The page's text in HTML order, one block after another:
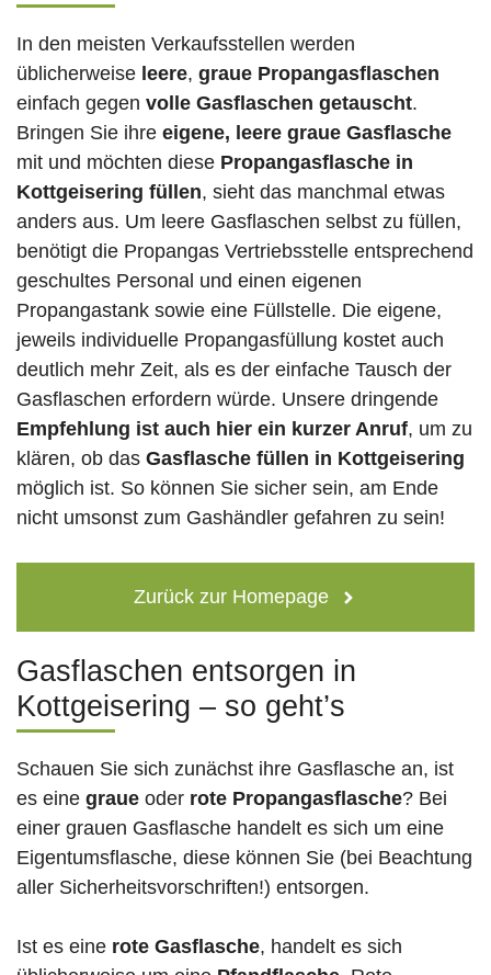
In den meisten Verkaufsstellen werden
üblicherweise leere, graue Propangasflaschen
einfach gegen volle Gasflaschen getauscht.
Bringen Sie ihre eigene, leere graue Gasflasche
mit und möchten diese Propangasflasche in
Kottgeisering füllen, sieht das manchmal etwas
anders aus. Um leere Gasflaschen selbst zu füllen,
benötigt die Propangas Vertriebsstelle entsprechend
geschultes Personal und einen eigenen
Propangastank sowie eine Füllstelle. Die eigene,
jeweils individuelle Propangasfüllung kostet auch
deutlich mehr Zeit, als es der einfache Tausch der
Gasflaschen erfordern würde. Unsere dringende
Empfehlung ist auch hier ein kurzer Anruf, um zu
klären, ob das Gasflasche füllen in Kottgeisering
möglich ist. So können Sie sicher sein, am Ende
nicht umsonst zum Gashändler gefahren zu sein!
Zurück zur Homepage
Gasflaschen entsorgen in
Kottgeisering – so geht’s
Schauen Sie sich zunächst ihre Gasflasche an, ist
es eine graue oder rote Propangasflasche? Bei
einer grauen Gasflasche handelt es sich um eine
Eigentumsflasche, diese können Sie (bei Beachtung
aller Sicherheitsvorschriften!) entsorgen.
Ist es eine rote Gasflasche, handelt es sich